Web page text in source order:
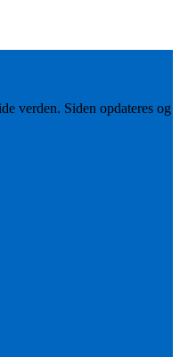
verden. Siden opdateres og